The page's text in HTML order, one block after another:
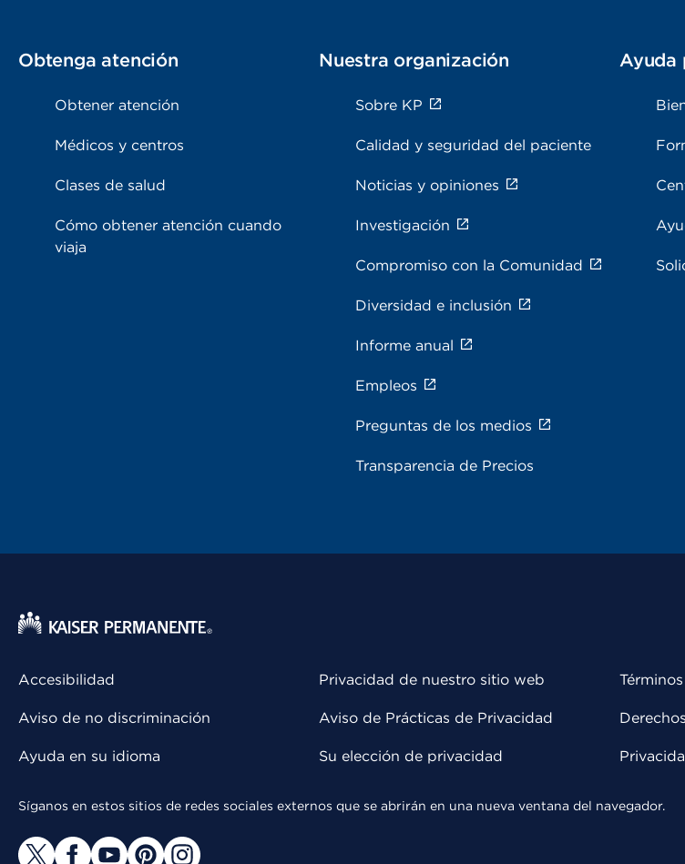
Obtenga atención
Obtener atención
Médicos y centros
Clases de salud
Cómo obtener atención cuando
viaja
Nuestra organización
Sobre KP
Calidad y seguridad del paciente
Noticias y opiniones
Investigación
Compromiso con la Comunidad
Diversidad e inclusión
Informe anual
Empleos
Preguntas de los medios
Transparencia de Precios
Ayuda
Accesibilidad
Aviso de no discriminación
Ayuda en su idioma
Privacidad de nuestro sitio web
Aviso de Prácticas de Privacidad
Su elección de privacidad
Síganos en estos sitios de redes sociales externos que se abrirán en una nueva ventana del navegador.